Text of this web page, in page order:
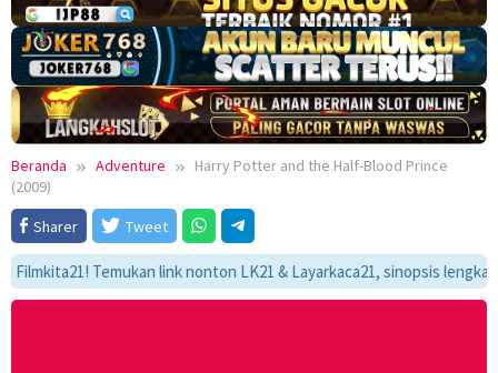
Beranda Adventure
Harry Potter and the Half-Blood Prince
(2009)
Sharer
Tweet
Temukan link nonton LK21 & Layarkaca21, sinopsis lengkap,